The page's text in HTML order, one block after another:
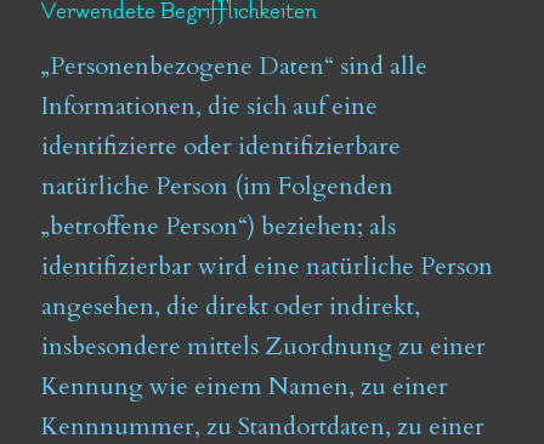
Verwendete Begrifflichkeiten
„Personenbezogene Daten“ sind alle
Informationen, die sich auf eine
identifizierte oder identifizierbare
natürliche Person (im Folgenden
„betroffene Person“) beziehen; als
identifizierbar wird eine natürliche Person
angesehen, die direkt oder indirekt,
insbesondere mittels Zuordnung zu einer
Kennung wie einem Namen, zu einer
Kennnummer, zu Standortdaten, zu einer